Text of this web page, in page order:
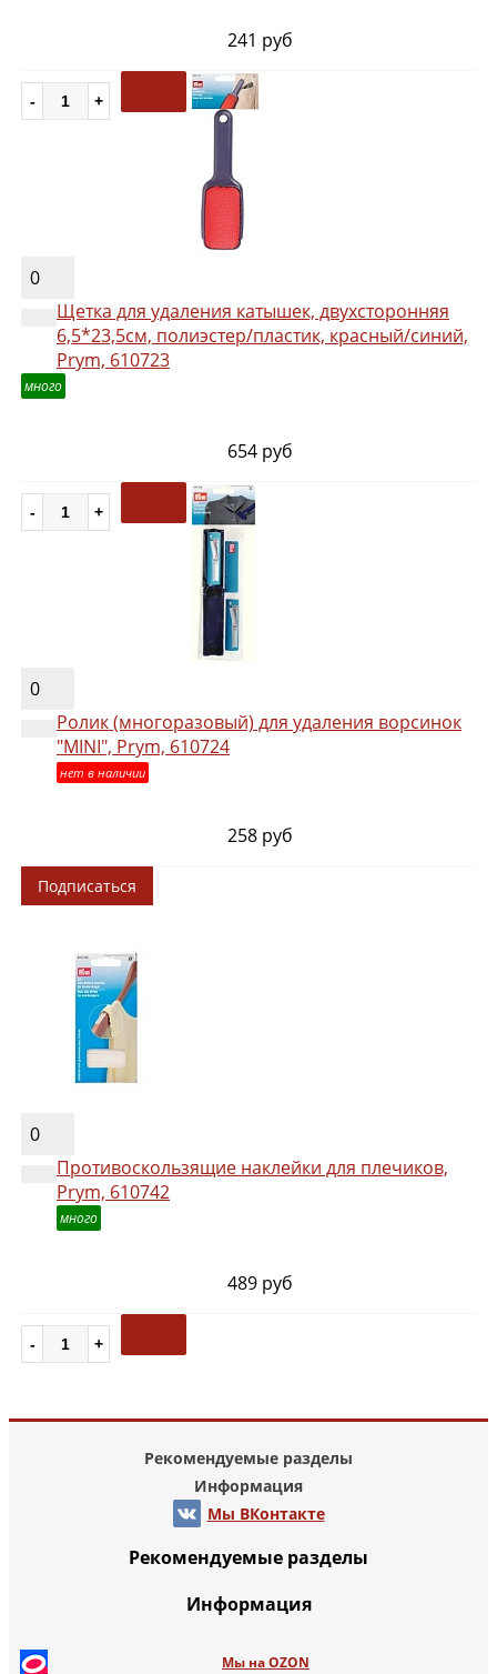
241 руб
0
Щетка для удаления катышек, двухсторонняя
6,5*23,5см, полиэстер/пластик, красный/синий,
Prym, 610723
много
654 руб
0
Ролик (многоразовый) для удаления ворсинок
"MINI", Prym, 610724
нет в наличии
258 руб
Подписаться
0
Противоскользящие наклейки для плечиков,
Prym, 610742
много
489 руб
Рекомендуемые разделы
Информация
Мы ВКонтакте
Рекомендуемые разделы
Информация
Мы на OZON